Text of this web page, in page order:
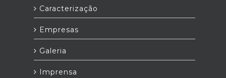
Caracterização
Empresas
Galeria
Imprensa